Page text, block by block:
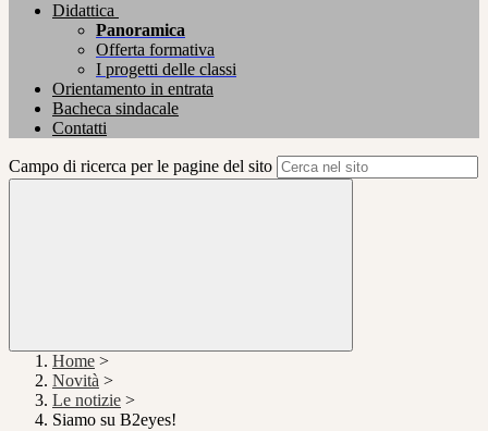
Didattica
Panoramica
Offerta formativa
I progetti delle classi
Orientamento in entrata
Bacheca sindacale
Contatti
Campo di ricerca per le pagine del sito
Home >
Novità >
Le notizie >
Siamo su B2eyes!